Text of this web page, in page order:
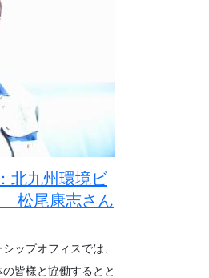
北九州環境ビ
松尾康志さん
ップオフィスでは、
皆様と協働するとと